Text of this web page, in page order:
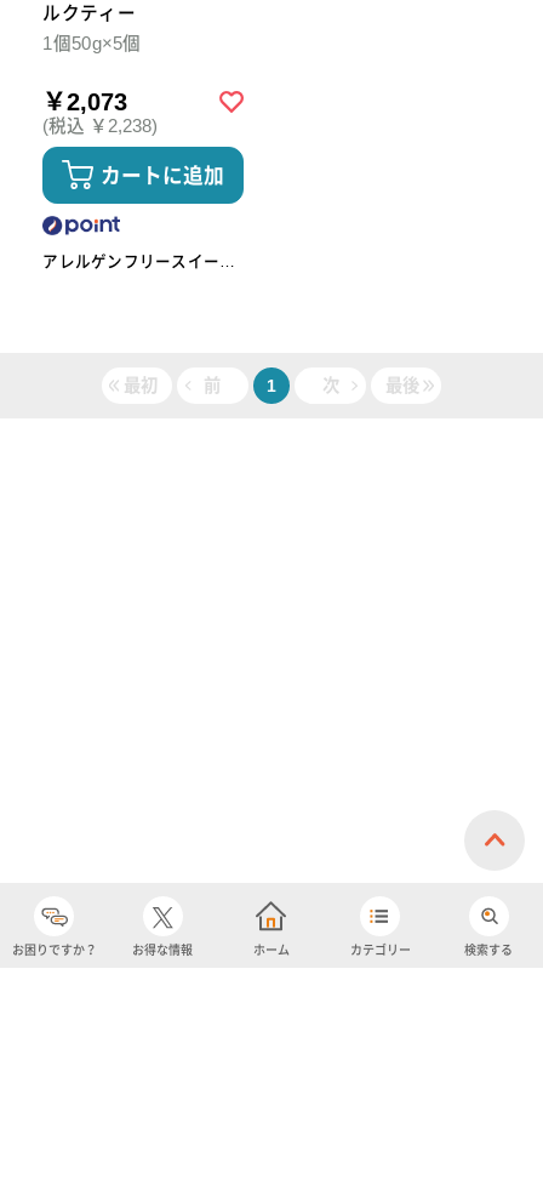
ルクティー
1個50g×5個
￥2,073
(税込 ￥2,238)
カートに追加
アレルゲンフリースイーツ
最初 前 1 次 最後
お困りですか？ お得な情報 ホーム カテゴリー 検索する